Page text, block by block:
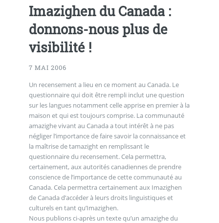
Imazighen du Canada :
donnons-nous plus de
visibilité !
7 MAI 2006
Un recensement a lieu en ce moment au Canada. Le
questionnaire qui doit être rempli inclut une question
sur les langues notamment celle apprise en premier à la
maison et qui est toujours comprise. La communauté
amazighe vivant au Canada a tout intérêt à ne pas
négliger l’importance de faire savoir la connaissance et
la maîtrise de tamazight en remplissant le
questionnaire du recensement. Cela permettra,
certainement, aux autorités canadiennes de prendre
conscience de l’importance de cette communauté au
Canada. Cela permettra certainement aux Imazighen
de Canada d’accéder à leurs droits linguistiques et
culturels en tant qu’Imazighen.
Nous publions ci-après un texte qu’un amazighe du